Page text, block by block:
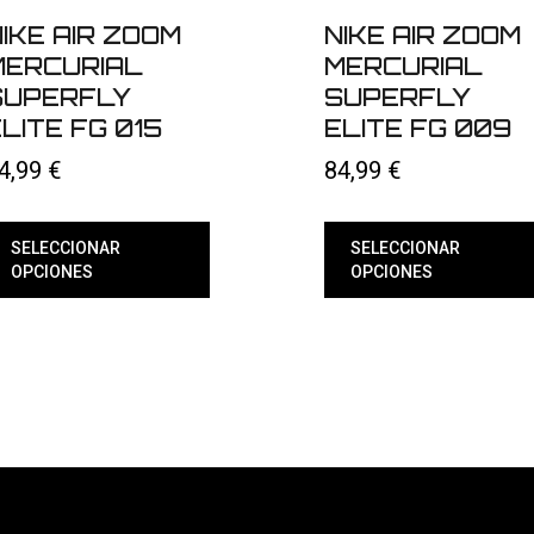
SELECCIONAR
OPCIONES
AIR ZOOM
FG 015
€
SELECCIONAR
OPCIONES
Este
pueden
NIKE AIR ZOOM
MERCURIAL
SUPERFLY
ELITE FG 009
84,99 €